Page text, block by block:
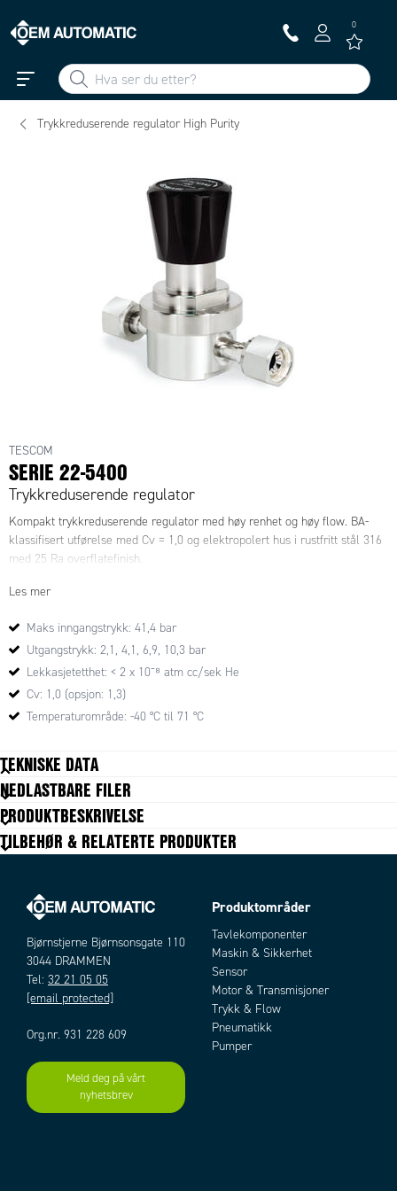
0
Trykkreduserende regulator High Purity
TESCOM
SERIE 22-5400
Trykkreduserende regulator
Kompakt trykkreduserende regulator med høy renhet og høy flow. BA-
klassifisert utførelse med Cv = 1,0 og elektropolert hus i rustfritt stål 316
med 25 Ra overflatefinish.
Les mer
Maks inngangstrykk: 41,4 bar
Utgangstrykk: 2,1, 4,1, 6,9, 10,3 bar
Lekkasjetetthet: < 2 x 10⁻⁸ atm cc/sek He
Cv: 1,0 (opsjon: 1,3)
Temperaturområde: -40 °C til 71 °C
TEKNISKE DATA
Tekniske data mangler
NEDLASTBARE FILER
PRODUKTBESKRIVELSE
TILBEHØR & RELATERTE PRODUKTER
Bjørnstjerne Bjørnsonsgate 110
3044 DRAMMEN
Tel: 32 21 05 05
[email protected]
Org.nr. 931 228 609
Meld deg på vårt
nyhetsbrev
Produktområder
Tavlekomponenter
Maskin & Sikkerhet
Sensor
Motor & Transmisjoner
Trykk & Flow
Pneumatikk
Pumper